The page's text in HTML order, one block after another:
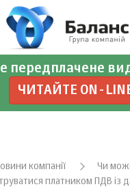
передплачене
ЧИТАЙТЕ ON-
компанії
Чи
платником ПДВ із